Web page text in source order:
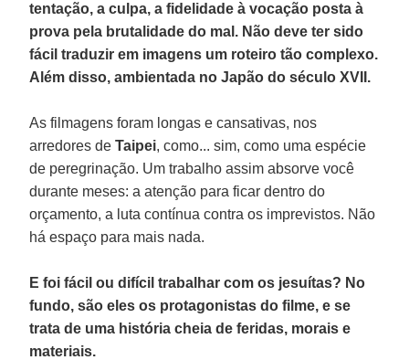
tentação, a culpa, a fidelidade à vocação posta à
prova pela brutalidade do mal. Não deve ter sido
fácil traduzir em imagens um roteiro tão complexo.
Além disso, ambientada no Japão do século XVII.
As filmagens foram longas e cansativas, nos
arredores deTaipei, como... sim, como uma espécie
de peregrinação. Um trabalho assim absorve você
durante meses: a atenção para ficar dentro do
orçamento, a luta contínua contra os imprevistos. Não
há espaço para mais nada.
E foi fácil ou difícil trabalhar com os jesuítas? No
fundo, são eles os protagonistas do filme, e se
trata de uma história cheia de feridas, morais e
materiais.